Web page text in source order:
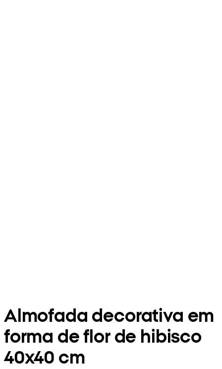
Almofada decorativa em
forma de flor de hibisco
40x40 cm